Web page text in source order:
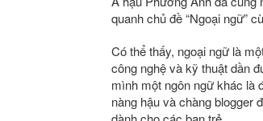
quanh chủ đề “Ngoại ngữ”
Có thể thấy, ngoại ngữ là
công nghệ và kỹ thuật dần
mình một ngôn ngữ khác là
nàng hậu và chàng blogger